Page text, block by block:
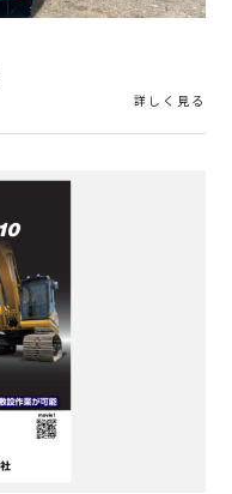
詳しく見る